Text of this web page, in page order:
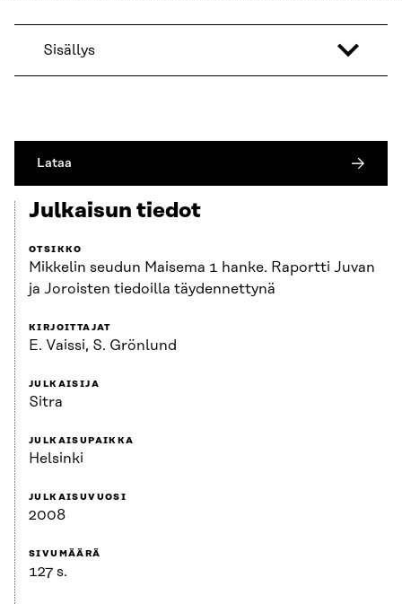
Sisällys
Lataa
Julkaisun tiedot
OTSIKKO
Mikkelin seudun Maisema 1 hanke. Raportti Juvan
ja Joroisten tiedoilla täydennettynä
KIRJOITTAJAT
E. Vaissi, S. Grönlund
JULKAISIJA
Sitra
JULKAISUPAIKKA
Helsinki
JULKAISUVUOSI
2008
SIVUMÄÄRÄ
127 s.